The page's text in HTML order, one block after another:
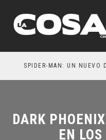
SPIDER-MAN: UN NUEVO
DARK
EN LOS